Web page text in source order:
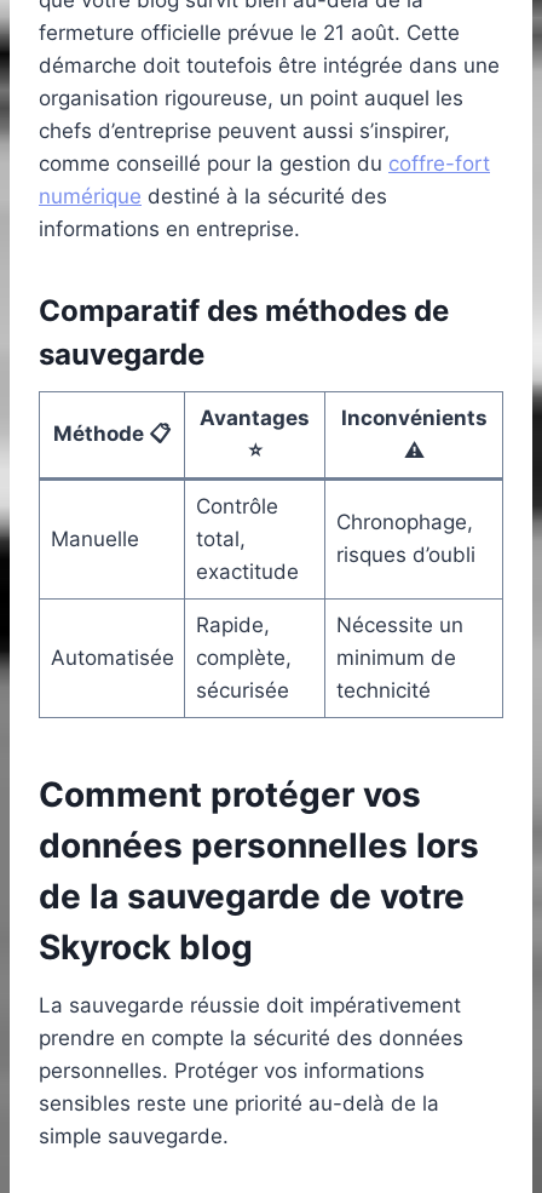
fermeture officielle prévue le 21 août. Cette
démarche doit toutefois être intégrée dans une
organisation rigoureuse, un point auquel les
chefs d’entreprise peuvent aussi s’inspirer,
comme conseillé pour la gestion du coffre-fort
numérique destiné à la sécurité des
informations en entreprise.
Comparatif des méthodes de
sauvegarde
Méthode 📋
Avantages
⭐
Inconvénients
⚠️
Manuelle
Contrôle
total,
exactitude
Chronophage,
risques d’oubli
Automatisée
Rapide,
complète,
sécurisée
Nécessite un
minimum de
technicité
Comment protéger vos
données personnelles lors
de la sauvegarde de votre
Skyrock blog
La sauvegarde réussie doit impérativement
prendre en compte la sécurité des données
personnelles. Protéger vos informations
sensibles reste une priorité au-delà de la
simple sauvegarde.